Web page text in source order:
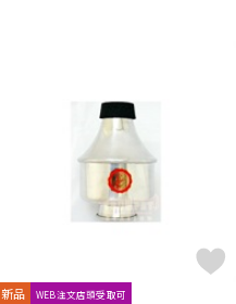
新品 WEB注文店頭受取可